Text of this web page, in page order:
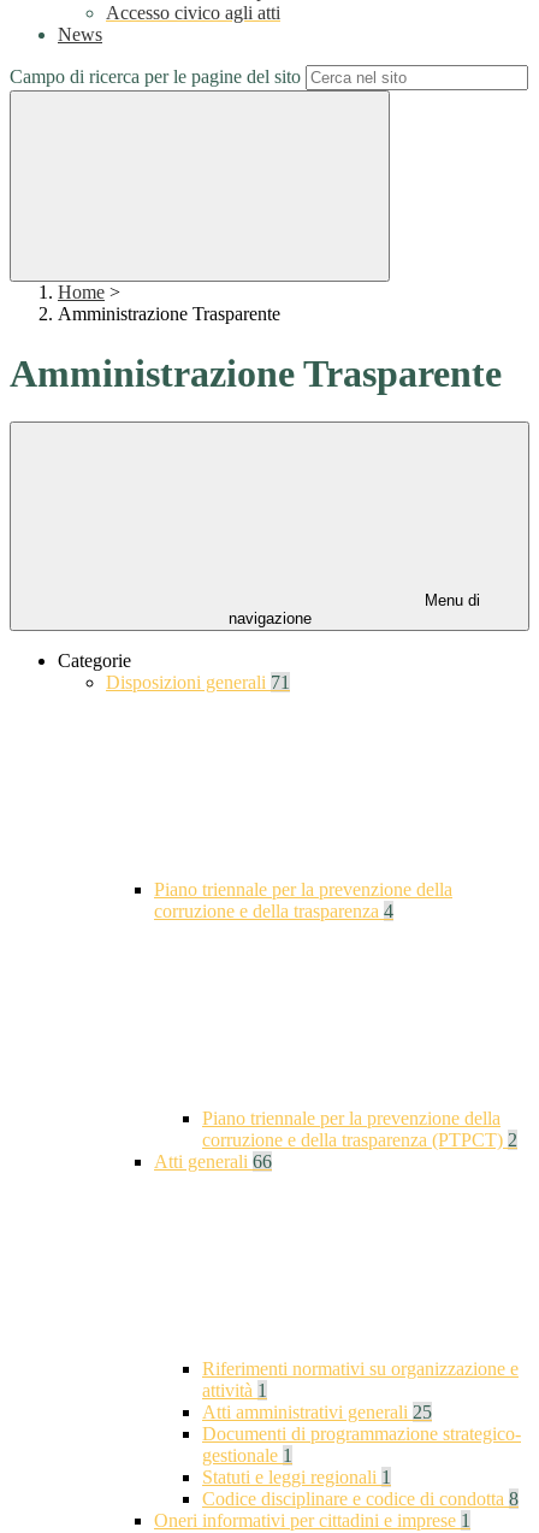
Accesso civico agli atti
News
Campo di ricerca per le pagine del sito
Home >
Amministrazione Trasparente
Amministrazione Trasparente
Menu di
navigazione
Categorie
Disposizioni generali 71
Piano triennale per la prevenzione della
corruzione e della trasparenza 4
Piano triennale per la prevenzione della
corruzione e della trasparenza (PTPCT) 2
Atti generali 66
Riferimenti normativi su organizzazione e
attività 1
Atti amministrativi generali 25
Documenti di programmazione strategico-
gestionale 1
Statuti e leggi regionali 1
Codice disciplinare e codice di condotta 8
Oneri informativi per cittadini e imprese 1